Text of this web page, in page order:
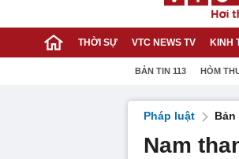
THỜI SỰ VTC NEWS TV KINH
BẢN TIN 113 HÒM
Pháp luật Bản
Nam